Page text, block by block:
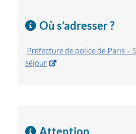
Où s’adresser ?
Préfecture de police de Paris –
séjour
Attention